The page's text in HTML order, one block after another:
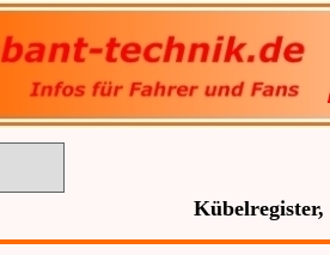
Kübelregister,